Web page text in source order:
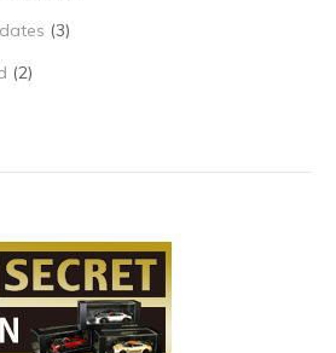
(3)
(2)